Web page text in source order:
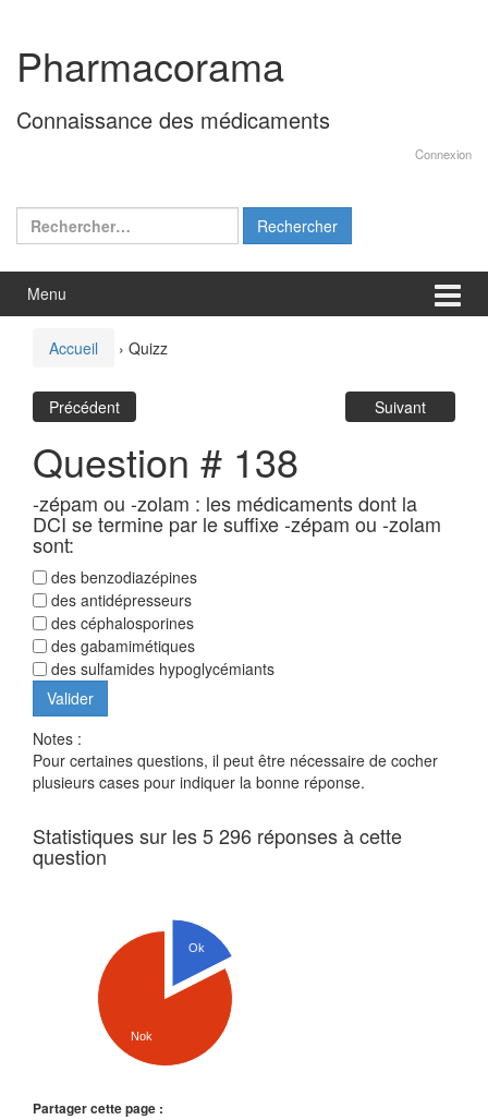
contenu
menu
principal
Pharmacorama
Connaissance des médicaments
Connexion
Rechercher :
Menu
Accueil › Quizz
Précédent Suivant
Question # 138
-zépam ou -zolam : les médicaments dont la
DCI se termine par le suffixe -zépam ou -zolam
sont:
des benzodiazépines
des antidépresseurs
des céphalosporines
des gabamimétiques
des sulfamides hypoglycémiants
Notes :
Pour certaines questions, il peut être nécessaire de cocher
plusieurs cases pour indiquer la bonne réponse.
Statistiques sur les 5 296 réponses à cette
question
Ok
Nok
Partager cette page :